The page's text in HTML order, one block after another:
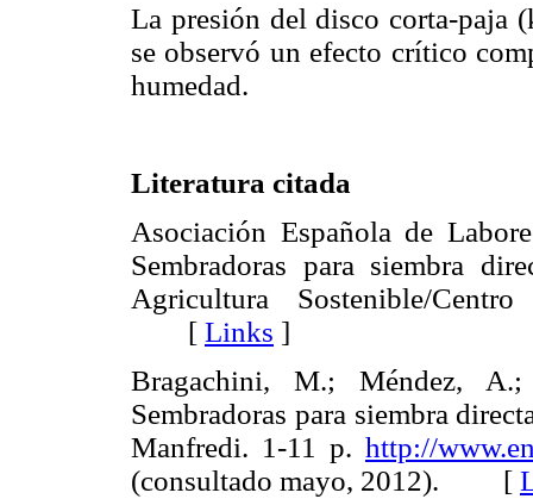
La presión del disco corta-paja
se observó un efecto crítico
humedad.
Literatura citada
Asociación Española de
Sembradoras para siembra
Agricultura Sostenible/
[ Links ]
Bragachini, M.; Méndez,
Sembradoras para siembra
Manfredi. 1-11 p. http://
(consultado mayo, 2012). [